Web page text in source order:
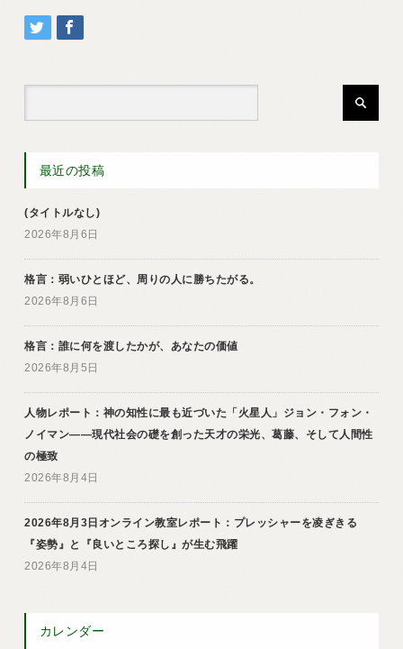
最近の投稿
(タイトルなし)
2026年8月6日
格言：弱いひとほど、周りの人に勝ちたがる。
2026年8月6日
格言：誰に何を渡したかが、あなたの価値
2026年8月5日
人物レポート：神の知性に最も近づいた「火星人」ジョン・フォン・
ノイマン――現代社会の礎を創った天才の栄光、葛藤、そして人間性
の極致
2026年8月4日
2026年8月3日オンライン教室レポート：プレッシャーを凌ぎきる
『姿勢』と『良いところ探し』が生む飛躍
2026年8月4日
カレンダー